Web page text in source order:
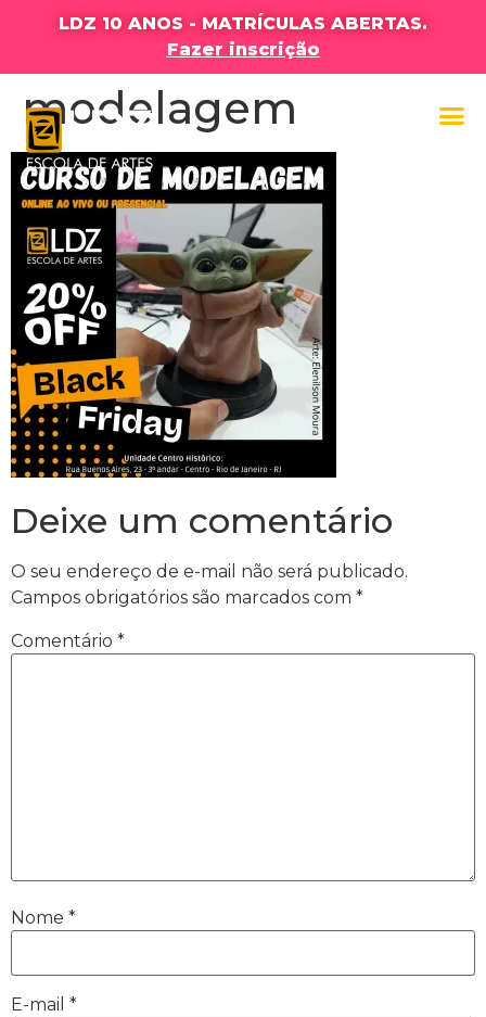
LDZ 10 ANOS - MATRÍCULAS ABERTAS.
Fazer inscrição
modelagem
Deixe um comentário
O seu endereço de e-mail não será publicado.
Campos obrigatórios são marcados com *
Comentário *
Nome *
E-mail *